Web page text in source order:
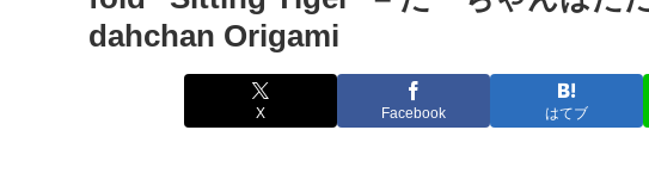
dahchan Origami
X Facebook はてブ